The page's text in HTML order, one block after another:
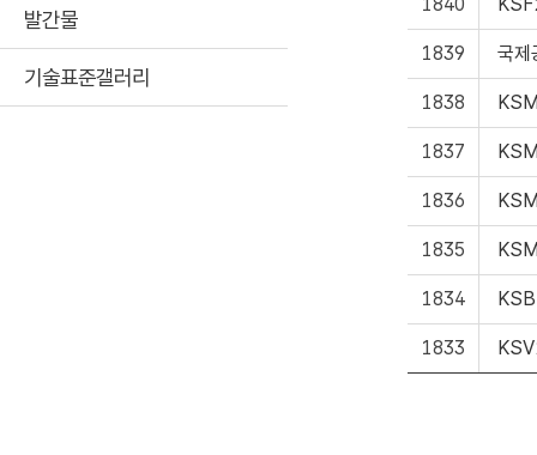
1839 국제
1838
1837
1836
1835
1834
1833
발간물
기술표준갤러리